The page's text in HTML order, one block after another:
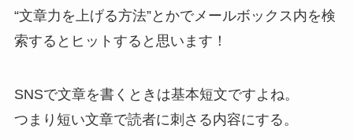
“文章力を上げる方法”とかでメールボックス内を検
索するとヒットすると思います！
SNSで文章を書くときは基本短文ですよね。
つまり短い文章で読者に刺さる内容にする。